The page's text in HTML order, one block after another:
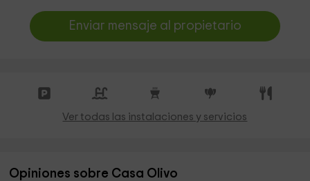
Enviar mensaje al propietario
Ver todas las instalaciones y servicios
Opiniones sobre Casa Olivo